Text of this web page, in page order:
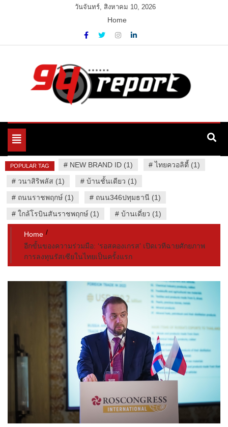
วันจันทร์, สิงหาคม 10, 2026
Home
94 Report.com
Toggle
POPULAR TAG # NEW BRAND ID (1) #ไทยควอลิตี้ (1)
# วนาสิริพลัส (1) # บ้านชั้นเดียว (1)
# ถนนราชพฤกษ์ (1) # ถนน346ปทุมธานี (1)
# ใกล้โรบินสันราชพฤกษ์ (1) # บ้านเดี่ยว (1)
Home
อีกขั้นของความร่วมมือ: ‘รอสคองเกรส’ เปิดเวทีฉายศักยภาพ
การลงทุนรัสเซียในไทยเป็นครั้งแรก